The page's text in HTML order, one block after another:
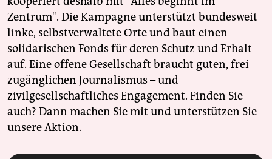
Zentrum". Die Kampagne unterstützt bundesweit
linke, selbstverwaltete Orte und baut einen
solidarischen Fonds für deren Schutz und Erhalt
auf. Eine offene Gesellschaft braucht guten, frei
zugänglichen Journalismus – und
zivilgesellschaftliches Engagement. Finden Sie
auch? Dann machen Sie mit und unterstützen Sie
unsere Aktion.